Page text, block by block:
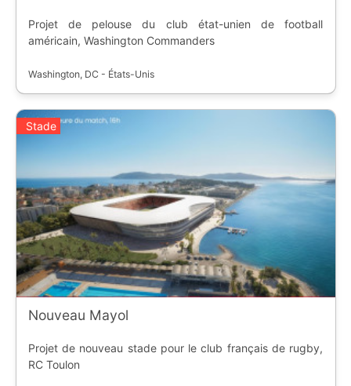
Projet de pelouse du club état-unien de football
américain, Washington Commanders
Washington, DC - États-Unis
Stade
Nouveau Mayol
Projet de nouveau stade pour le club français de rugby,
RC Toulon